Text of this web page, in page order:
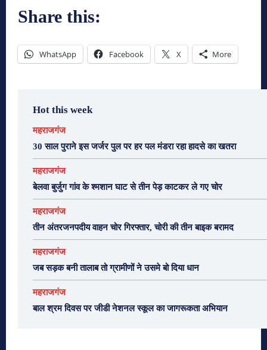
Share this:
WhatsApp Facebook X More
Hot this week
महराजगंज
30 साल पुराने इस जर्जर पुल पर हर पल मंडरा रहा हादसे का खतरा
महराजगंज
बेलवा बुर्जुग गांव के श्मशान घाट से तीन पेड़ काटकर ले गए चोर
महराजगंज
तीन अंतरजनपदीय वाहन चोर गिरफ्तार, चोरी की तीन बाइक बरामद
महराजगंज
जब सड़क बनी तालाब तो ग्रामीणों ने उसमे बो दिया धान
महराजगंज
बाल श्रम दिवस पर जीडी नेशनल स्कूल का जागरूकता अभियान